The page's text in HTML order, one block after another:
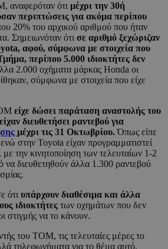
αναφερόταν ότι μέχρι την 30ή
περιπτώσεις για ακόμα περίπου
20% του αρχικού αριθμού που ήταν
Σημειωνόταν ότι σε αριθμό ξεχώριζαν
αφού, σύμφωνα με στοιχεία που
περίπου 5.000 ιδιοκτήτες δεν
2.000 οχήματα μάρκας Honda οι
σύμφωνα με στοιχεία που είχε
είχε δώσει παράταση αναστολής του
διευθετήσει ραντεβού για
μέχρι τις 31 Οκτωβρίου.Όπως είπε
στην Toyota είχαν προγραμματιστεί
την κινητοποίηση των τελευταίων 1-2
να διευθετηθούν άλλα 1.300 ραντεβού
ότι υπάρχουν διαθέσιμα και άλλα
ιδιοκτήτες των οχημάτων που δεν
στιγμής να το κάνουν.
του ΤΟΜ, τις τελευταίες μέρες το
τηλεφωνήματα για το θέμα αυτό.